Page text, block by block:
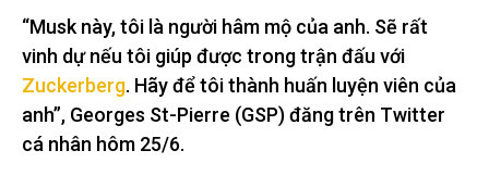
“Musk này, tôi là người hâm mộ của anh. Sẽ rất
vinh dự nếu tôi giúp được trong trận đấu với
Zuckerberg. Hãy để tôi thành huấn luyện viên của
anh”, Georges St-Pierre (GSP) đăng trên Twitter
cá nhân hôm 25/6.